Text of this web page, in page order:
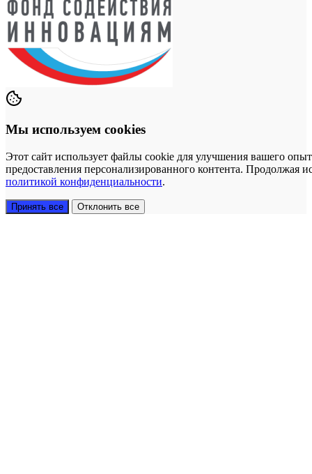
Мы используем cookies
Этот сайт использует файлы cookie для улучшения вашего
предоставления персонализированного контента. Продолжая
политикой конфиденциальности.
Принять все Отклонить все